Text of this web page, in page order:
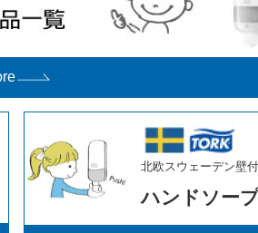
北欧スウェーデン壁
ハンドソー